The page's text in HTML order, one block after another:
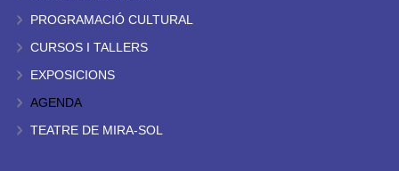
PROGRAMACIÓ CULTURAL
CURSOS I TALLERS
EXPOSICIONS
AGENDA
TEATRE DE MIRA-SOL